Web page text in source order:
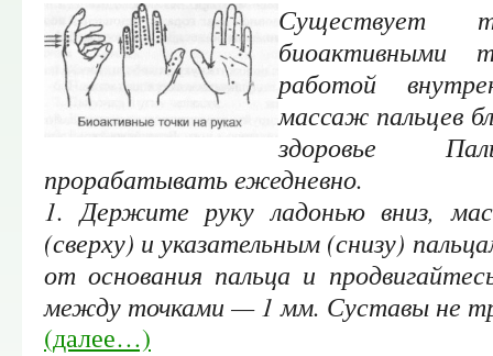
Существует
биоактивными
работой
массаж пальцев
здоровье
прорабатывать ежедневно.
1. Держите руку ладонью вниз,
(сверху) и указательным (снизу)
от основания пальца и
между точками — 1 мм. Суставы не
(далее…)